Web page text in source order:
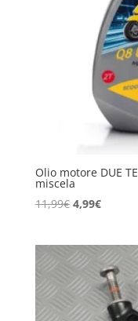
Olio motore DUE
miscela
11,99€ Il
era:
11,99€.
4,99€Il
è:
4,99€.